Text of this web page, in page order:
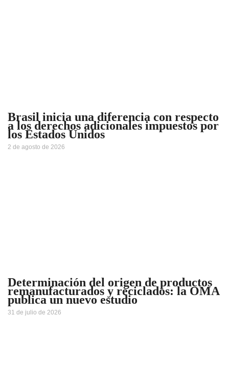
Brasil inicia una diferencia con respecto
a los derechos adicionales impuestos por
los Estados Unidos
2 de agosto de 2026
Determinación del origen de productos
remanufacturados y reciclados: la OMA
publica un nuevo estudio
31 de julio de 2026